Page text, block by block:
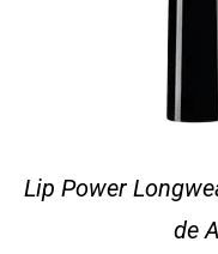
Lip Power
de